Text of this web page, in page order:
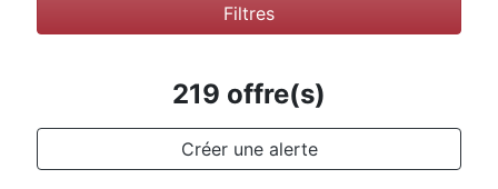
Soutenez-nous
Contactez-nous
Conditions
Filtres
219 offre(s)
Créer une alerte